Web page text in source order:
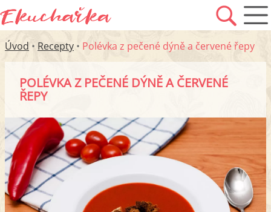
Úvod • Recepty • Polévka z pečené dýně a červené řepy
POLÉVKA Z PEČENÉ DÝNĚ A ČERVENÉ
ŘEPY